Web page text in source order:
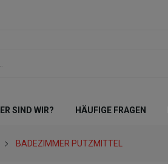
SIND WIR? HÄUFIGE FRAGEN
BADEZIMMER PUTZMITTEL